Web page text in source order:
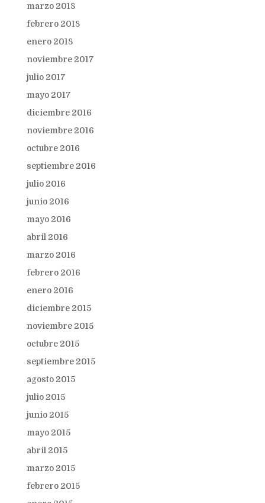
marzo 2018
febrero 2018
enero 2018
noviembre 2017
julio 2017
mayo 2017
diciembre 2016
noviembre 2016
octubre 2016
septiembre 2016
julio 2016
junio 2016
mayo 2016
abril 2016
marzo 2016
febrero 2016
enero 2016
diciembre 2015
noviembre 2015
octubre 2015
septiembre 2015
agosto 2015
julio 2015
junio 2015
mayo 2015
abril 2015
marzo 2015
febrero 2015